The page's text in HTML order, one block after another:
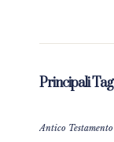
Principali Tag
Antico Testamento